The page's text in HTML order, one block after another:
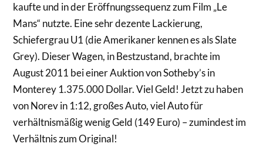
kaufte und in der Eröffnungssequenz zum Film „Le
Mans“ nutzte. Eine sehr dezente Lackierung,
Schiefergrau U1 (die Amerikaner kennen es als Slate
Grey). Dieser Wagen, in Bestzustand, brachte im
August 2011 bei einer Auktion von Sotheby’s in
Monterey 1.375.000 Dollar. Viel Geld! Jetzt zu haben
von Norev in 1:12, großes Auto, viel Auto für
verhältnismäßig wenig Geld (149 Euro) – zumindest im
Verhältnis zum Original!